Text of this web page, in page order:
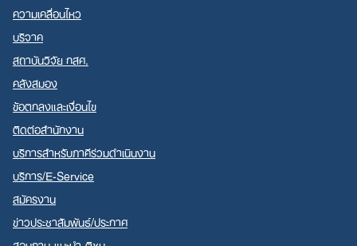
ความเคลื่อนไหว
บริจาค
สถาบันวิจัย กสศ.
คลังสมอง
ข้อตกลงและเงื่อนไข
ติดต่อสำนักงาน
บริการสำหรับภาคีร่วมดำเนินงาน
บริการ/E-Service
สมัครงาน
ข่าวประชาสัมพันธ์/ประกาศ